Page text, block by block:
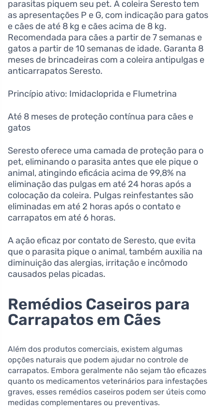
parasitas piquem seu pet. A coleira Seresto tem
as apresentações P e G, com indicação para gatos
e cães de até 8 kg e cães acima de 8 kg.
Recomendada para cães a partir de 7 semanas e
gatos a partir de 10 semanas de idade. Garanta 8
meses de brincadeiras com a coleira antipulgas e
anticarrapatos Seresto.
Princípio ativo: Imidacloprida e Flumetrina
Até 8 meses de proteção contínua para cães e
gatos
Seresto oferece uma camada de proteção para o
pet, eliminando o parasita antes que ele pique o
animal, atingindo eficácia acima de 99,8% na
eliminação das pulgas em até 24 horas após a
colocação da coleira. Pulgas reinfestantes são
eliminadas em até 2 horas após o contato e
carrapatos em até 6 horas.
A ação eficaz por contato de Seresto, que evita
que o parasita pique o animal, também auxilia na
diminuição das alergias, irritação e incômodo
causados pelas picadas.
Remédios Caseiros para
Carrapatos em Cães
Além dos produtos comerciais, existem algumas
opções naturais que podem ajudar no controle de
carrapatos. Embora geralmente não sejam tão eficazes
quanto os medicamentos veterinários para infestações
graves, esses remédios caseiros podem ser úteis como
medidas complementares ou preventivas.